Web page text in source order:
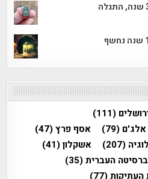
חותם מסוג "חרפושית" בן 3000 שנה, התגלה
חלק מאולם בית חולים בן 1000 שנה נחשף
(111)
(79) אסף פרץ(47)
(207) אשקלון(41)
העברית(35)
העתיקות(77)